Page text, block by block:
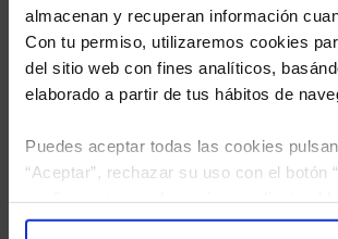
almacenan y recuperan información
Con tu permiso, utilizaremos cookies
del sitio web con fines analíticos,
elaborado a partir de tus hábitos de
Puedes aceptar todas las cookies
“Aceptar”, rechazar su uso con el botón
“Configuración”. Consulta nuestra